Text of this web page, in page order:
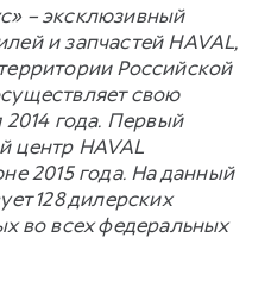
– эксклюзивный
и запчастей HAVAL,
Российской
свою
2014 года. Первый
центр HAVAL
2015 года. На данный
128 дилерских
во всех федеральных